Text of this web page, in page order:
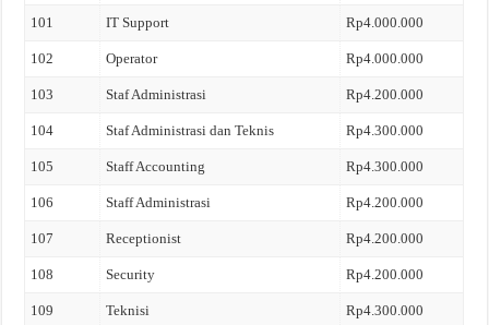
101 IT Support Rp4.000.000
102 Operator Rp4.000.000
103 Staf Administrasi Rp4.200.000
104 Staf Administrasi dan Teknis Rp4.300.000
105 Staff Accounting Rp4.300.000
106 Staff Administrasi Rp4.200.000
107 Receptionist Rp4.200.000
108 Security Rp4.200.000
109 Teknisi Rp4.300.000